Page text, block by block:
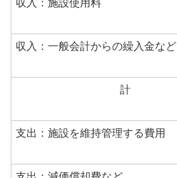
収入：施設使用料
収入：一般会計からの繰入金など
計
支出：施設を維持管理する費用